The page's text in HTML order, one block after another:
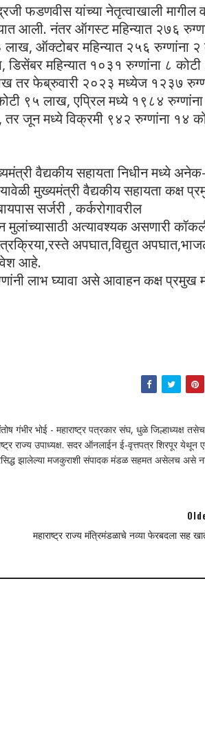
फडणवीस यांच्या नेतृत्वाखाली मागील
आली. नंतर ऑगस्ट महिन्यात २७६
ऑक्टोबर महिन्यात २५६ रुग्णांना २
महिन्यात १०३१ रुग्णांना ८
तर फेब्रुवारी २०२३ मध्येज १२३७
९५ लाख, एप्रिल मध्ये १९८४
जून मध्ये विक्रमी ९४२ रुग्णांना १४
वैद्यकीय सहायता निधीन मध्ये
मुख्यमंत्री वैद्यकीय सहायता कक्ष
सर्जरी , कर्करोगावरील
अत्यावश्यक असणारी
अपघात,विद्युत
आहे.
लाभ घ्यावा असे आवाहन कक्ष प्रमुख
भोई - महाराष्ट्र पत्रकार संघ, धुळे जिल्हाध्यक्ष तसेच
राज्य उपाध्यक्ष. सदर ऑनलाईन ई-वृत्तपत्र शिरपूर येथून
झालेल्या मजकुराशी संपादक मंडळ सहमत असेलच असे
महाराष्ट्र राज्य मंत्रिमंडळाचे नव्या फेरबदला सह